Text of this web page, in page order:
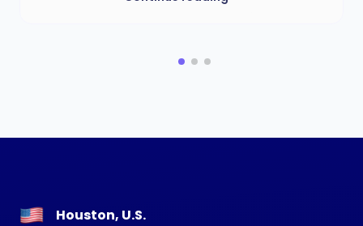
Houston, U.S.